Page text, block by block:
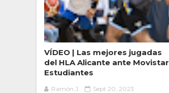
VÍDEO | Las mejores jugadas
del HLA Alicante ante Movistar
Estudiantes
Ramón J. Sept 20, 2023